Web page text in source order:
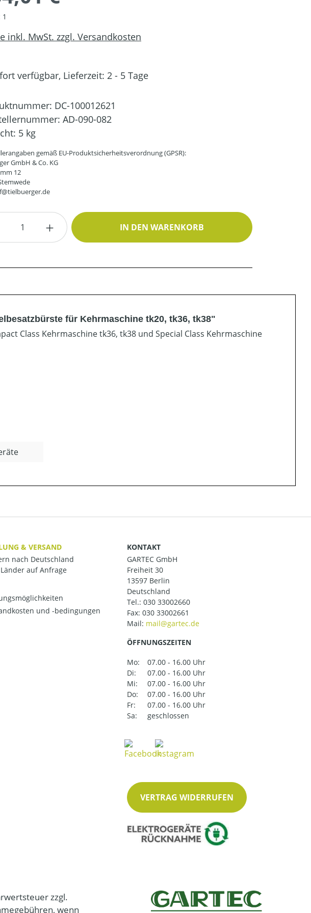
1
inkl. MwSt. zzgl. Versandkosten
verfügbar, Lieferzeit: 2 - 5 Tage
DC-100012621
AD-090-082
5 kg
gemäß EU-Produktsicherheitsverordnung (GPSR):
GmbH & Co. KG
12
Anzahl: Gib den gewünschten Wert ein oder
IN DEN WARENKORB
für Kehrmaschine tk20, tk36, tk38"
Class Kehrmaschine tk36, tk38 und Special Class Kehrmaschine
& VERSAND
nach Deutschland
auf Anfrage
und -bedingungen
KONTAKT
GARTEC GmbH
Freiheit 30
13597 Berlin
Deutschland
Tel.: 030 33002660
Fax: 030 33002661
Mail:
ÖFFNUNGSZEITEN
Mo:
07.00 - 16.00 Uhr
Di:
07.00 - 16.00 Uhr
Mi:
07.00 - 16.00 Uhr
Do:
07.00 - 16.00 Uhr
Fr:
07.00 - 16.00 Uhr
Sa:
geschlossen
VERTRAG WIDERRUFEN
zzgl.
wenn